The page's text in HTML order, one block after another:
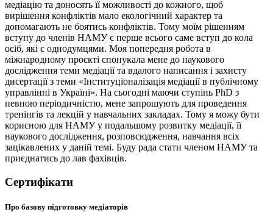
медіацію та доносять її можливості до кожного, щоб
вирішення конфліктів мало екологічний характер та
допомагають не боятись конфліктів. Тому моїм рішенням
вступу до членів НАМУ є перше всього саме вступ до кола
осіб, які є однодумцями. Моя попередня робота в
міжнародному проєкті спонукала мене до наукового
дослідження теми медіації та вдалого написання і захисту
дисертації з теми «Інституціоналізація медіації в публічному
управлінні в Україні». На сьогодні маючи ступінь PhD з
певною періодичністю, мене запрошують для проведення
тренінгів та лекцій у навчальних закладах. Тому я можу бути
корисною для НАМУ у подальшому розвитку медіації, її
наукового дослідження, розповсюдження, навчання всіх
зацікавлених у даній темі. Буду рада стати членом НАМУ та
приєднатись до лав фахівців.
Сертифікати
Про базову підготовку медіаторів